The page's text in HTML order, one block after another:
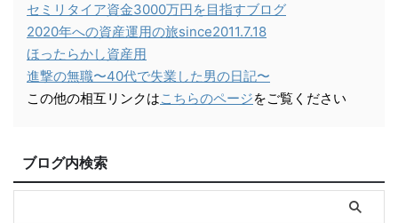
セミリタイア資金3000万円を目指すブログ
2020年への資産運用の旅since2011.7.18
ほったらかし資産用
進撃の無職〜40代で失業した男の日記〜
この他の相互リンクはこちらのページをご覧ください
ブログ内検索